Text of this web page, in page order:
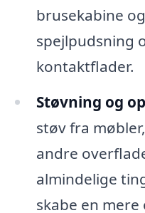
brusekabine
spejlpudsning
kontaktflader.
Støvning og
støv fra
andre
almindelige
skabe en